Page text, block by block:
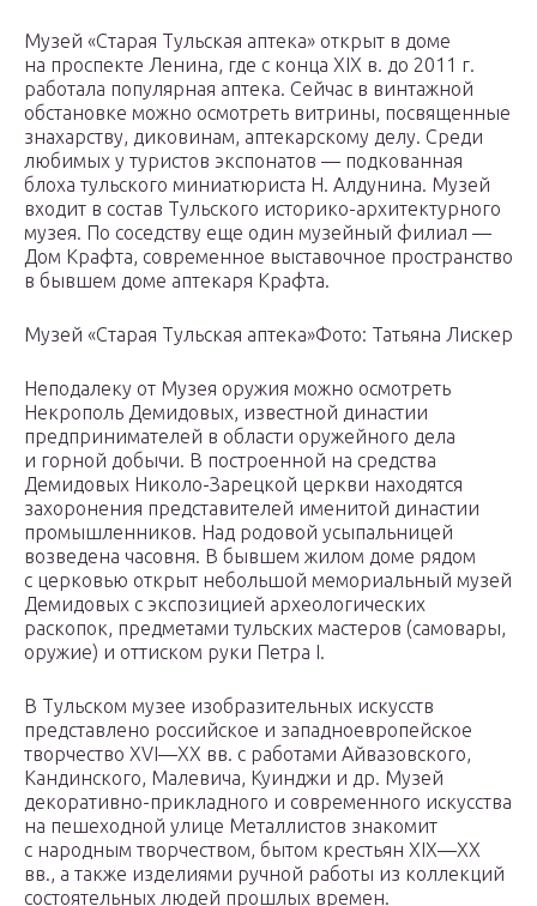
Музей «Старая Тульская аптека» открыт в доме
на проспекте Ленина, где с конца XIX в. до 2011 г.
работала популярная аптека. Сейчас в винтажной
обстановке можно осмотреть витрины, посвященные
знахарству, диковинам, аптекарскому делу. Среди
любимых у туристов экспонатов — подкованная
блоха тульского миниатюриста Н. Алдунина. Музей
входит в состав Тульского историко-архитектурного
музея. По соседству еще один музейный филиал —
Дом Крафта, современное выставочное пространство
в бывшем доме аптекаря Крафта.
Музей «Старая Тульская аптека»Фото: Татьяна Лискер
Неподалеку от Музея оружия можно осмотреть
Некрополь Демидовых, известной династии
предпринимателей в области оружейного дела
и горной добычи. В построенной на средства
Демидовых Николо-Зарецкой церкви находятся
захоронения представителей именитой династии
промышленников. Над родовой усыпальницей
возведена часовня. В бывшем жилом доме рядом
с церковью открыт небольшой мемориальный музей
Демидовых с экспозицией археологических
раскопок, предметами тульских мастеров (самовары,
оружие) и оттиском руки Петра I.
В Тульском музее изобразительных искусств
представлено российское и западноевропейское
творчество XVI—XX вв. с работами Айвазовского,
Кандинского, Малевича, Куинджи и др. Музей
декоративно-прикладного и современного искусства
на пешеходной улице Металлистов знакомит
с народным творчеством, бытом крестьян XIX—XX
вв., а также изделиями ручной работы из коллекций
состоятельных людей прошлых времен.